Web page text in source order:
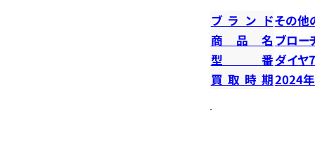
ブランドその他
商品名 ブロー
型番ダイヤ
買取時期2024